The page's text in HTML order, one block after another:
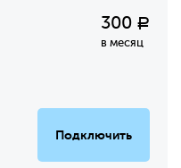
300 Р
в месяц
Подключить